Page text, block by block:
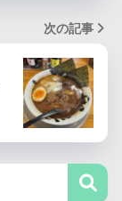
次の記事